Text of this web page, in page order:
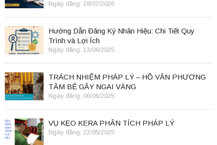
Ngày đăng: 28/07/2026
Hướng Dẫn Đăng Ký Nhãn Hiệu: Chi Tiết Quy
Trình và Lợi Ích
Ngày đăng: 13/06/2025
TRÁCH NHIỆM PHÁP LÝ – HỒ VĂN PHƯƠNG
TÂM BẺ GÃY NGAI VÀNG
Ngày đăng: 06/06/2025
VỤ KẸO KERA PHÂN TÍCH PHÁP LÝ
Ngày đăng: 22/05/2025